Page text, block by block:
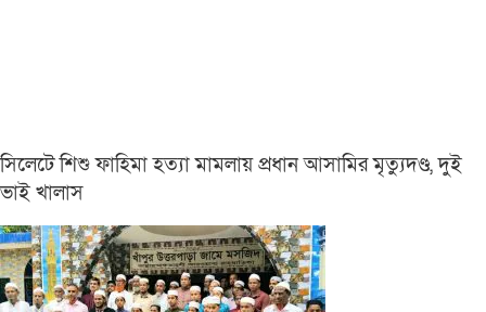
সিলেটে শিশু ফাহিমা হত্যা মামলায় প্রধান আসামির মৃত্যুদণ্ড, দুই
ভাই খালাস